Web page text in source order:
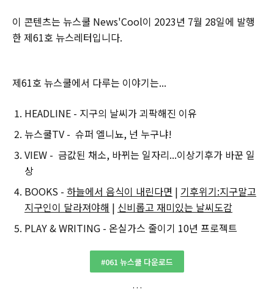
이 콘텐츠는 뉴스쿨 News'Cool이 2023년 7월 28일에 발행
한 제61호 뉴스레터입니다.‌
‌‌제61호 뉴스쿨에서 다루는 이야기는...
HEADLINE - 지구의 날씨가 괴팍해진 이유
뉴스쿨TV - 슈퍼 엘니뇨, 넌 누구냐!
VIEW - 금값된 채소, 바뀌는 일자리...이상기후가 바꾼 일
상
BOOKS - 하늘에서 음식이 내린다면 | 기후위기:지구말고
지구인이 달라져야해 | 신비롭고 재미있는 날씨도감
PLAY & WRITING - 온실가스 줄이기 10년 프로젝트
#061 뉴스쿨 다운로드